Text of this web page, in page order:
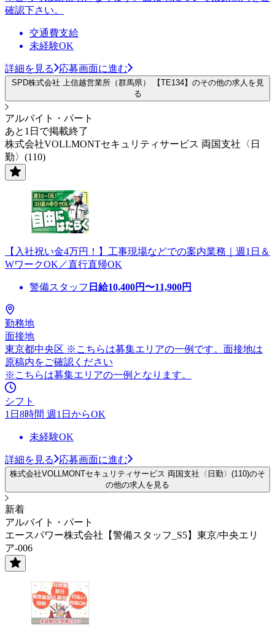
確認下さい。
交通費支給
未経験OK
詳細を見る 応募画面に進む
SPD株式会社 上信越営業所（群馬県） 【TE134】のその他の求人を見
る
アルバイト・パート
あと1日で掲載終了
株式会社VOLLMONTセキュリティサービス 両国支社〈日
勤〉(110)
【入社祝い金4万円！】工事現場などでの案内業務｜週1日＆
WワークOK／直行直帰OK
警備スタッフ 日給10,400円〜11,900円
勤務地
面接地
東京都中央区 ※こちらは募集エリアの一例です。面接地は
原稿内をご確認ください
※こちらは募集エリアの一例となります。
シフト
1日8時間 週1日からOK
未経験OK
詳細を見る 応募画面に進む
株式会社VOLLMONTセキュリティサービス 両国支社〈日勤〉(110)のそ
の他の求人を見る
新着
アルバイト・パート
エースパワー株式会社【警備スタッフ_S5】東京/中央エリ
ア-006